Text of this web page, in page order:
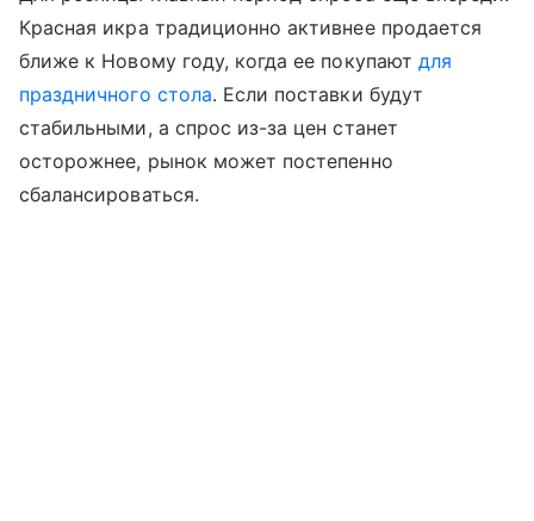
Красная икра традиционно активнее продается
ближе к Новому году, когда ее покупают для
праздничного стола. Если поставки будут
стабильными, а спрос из-за цен станет
осторожнее, рынок может постепенно
сбалансироваться.